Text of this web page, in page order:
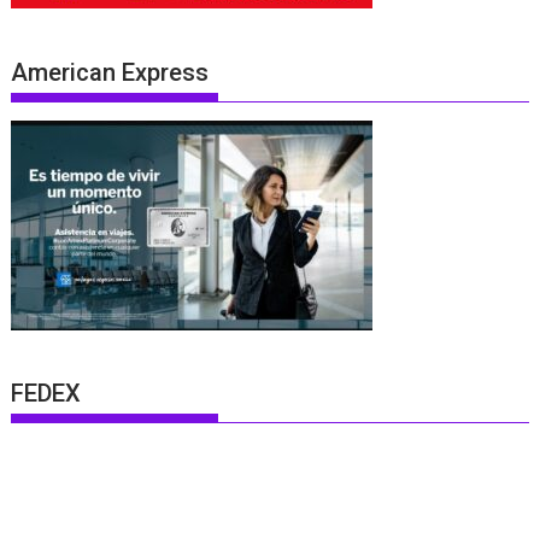
American Express
FEDEX